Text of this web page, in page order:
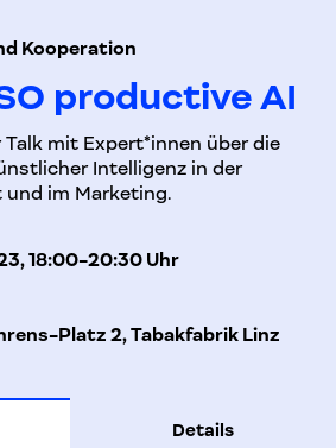
Kooperation
productive AI
Talk mit Expert*innen über die
Intelligenz in der
im Marketing.
18:00-20:30 Uhr
Platz 2, Tabakfabrik Linz
Details